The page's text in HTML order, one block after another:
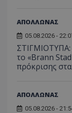
ΑΠΟΛΛΩΝΑΣ
05.08.2026 -
ΣΤΙΓΜΙΟΤΥΠΑ:
το «Brann
πρόκρισης
ΑΠΟΛΛΩΝΑΣ
05.08.2026 -